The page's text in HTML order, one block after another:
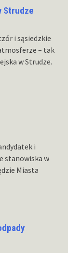
Strudze
i sąsiedzkie
– tak
w Strudze.
i
stanowiska w
Miasta